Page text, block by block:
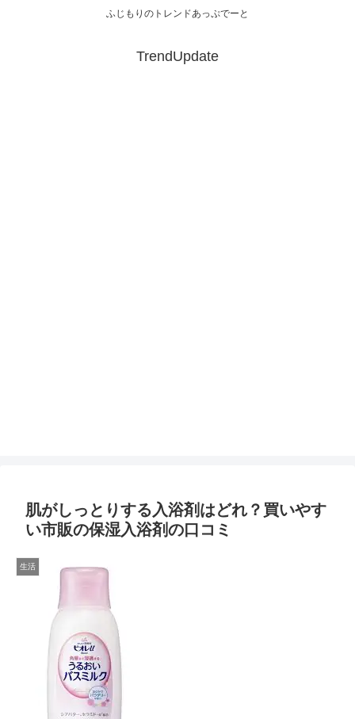
ふじもりのトレンドあっぷでーと
TrendUpdate
肌がしっとりする入浴剤はどれ？買いやす
い市販の保湿入浴剤の口コミ
生活